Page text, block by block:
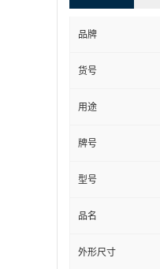
品牌
货号
用途
牌号
型号
品名
外形尺寸